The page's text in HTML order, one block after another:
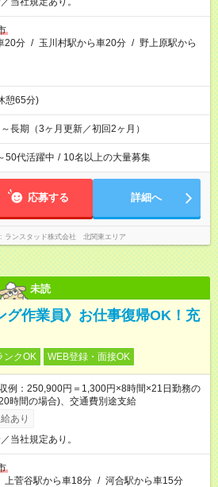
20分 / 玉川村駅から車20分 / 野上原駅から
憩65分)
長期（3ヶ月更新／初回2ヶ月）
50代活躍中 / 10名以上の大量募集
応募する 詳細へ
ランスタッド株式会社 北関東エリア
未読
グ作業員》お仕事復帰OK！充
ンクOK WEB登録・面接OK
例：250,900円＝1,300円×8時間×21日勤務の
時間の場合)、交通費別途支給
あり
当社規定あり。
上菅谷駅から車18分 / 河合駅から車15分